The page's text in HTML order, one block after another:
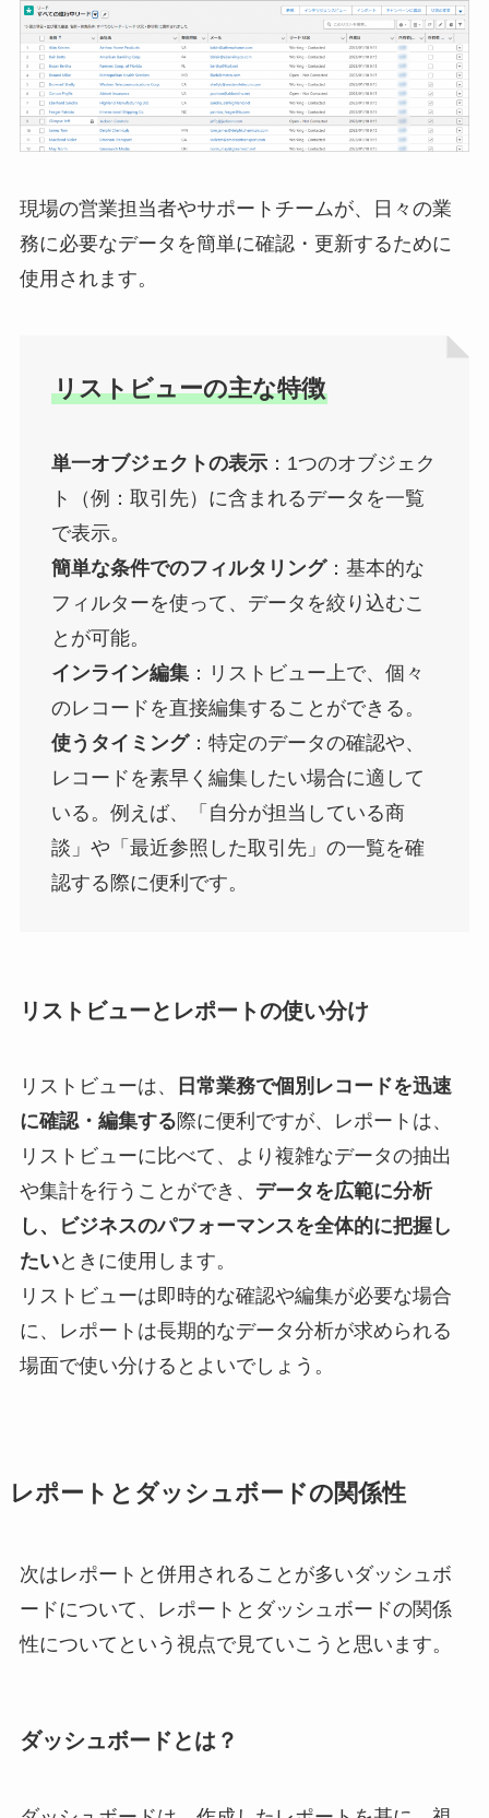
現場の営業担当者やサポートチームが、日々の業
務に必要なデータを簡単に確認・更新するために
使用されます。
リストビューの主な特徴
単一オブジェクトの表示：1つのオブジェク
ト（例：取引先）に含まれるデータを一覧
で表示。
簡単な条件でのフィルタリング：基本的な
フィルターを使って、データを絞り込むこ
とが可能。
インライン編集：リストビュー上で、個々
のレコードを直接編集することができる。
使うタイミング：特定のデータの確認や、
レコードを素早く編集したい場合に適して
いる。例えば、「自分が担当している商
談」や「最近参照した取引先」の一覧を確
認する際に便利です​。
リストビューとレポートの使い分け
リストビューは、
日常業務で個別レコードを迅速
に確認・編集する際に便利ですが、レポートは、
リストビューに比べて、より複雑なデータの抽出
や集計を行うことができ、 データを広範に分析
し、ビジネスのパフォーマンスを全体的に把握し
たいときに使用します。
リストビューは即時的な確認や編集が必要な場合
に、レポートは長期的なデータ分析が求められる
場面で使い分けるとよいでしょう。
レポートとダッシュボードの関係性
次はレポートと併用されることが多いダッシュボ
ードについて、レポートとダッシュボードの関係
性についてという視点で見ていこうと思います。
ダッシュボードとは？